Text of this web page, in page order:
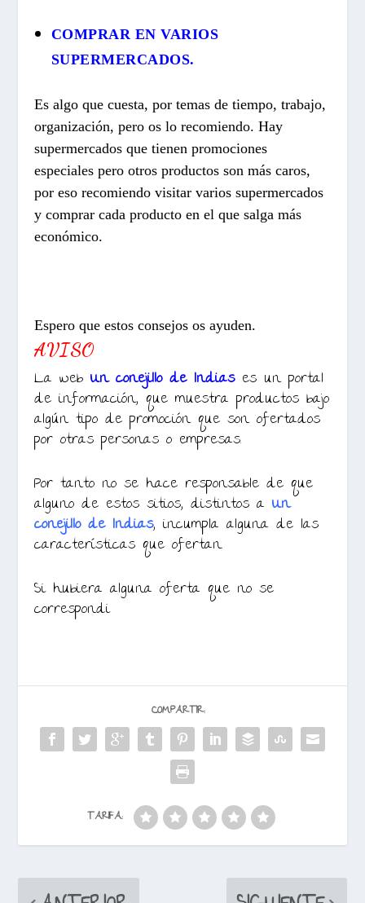
COMPRAR EN VARIOS
SUPERMERCADOS.
Es algo que cuesta, por temas de tiempo, trabajo,
organización, pero os lo recomiendo. Hay
supermercados que tienen promociones
especiales pero otros productos son más caros,
por eso recomiendo visitar varios supermercados
y comprar cada producto en el que salga más
económico.
Espero que estos consejos os ayuden.
AVISO
La webUn conejillo de Indias es un portal
de información, que muestra productos bajo
algún tipo de promoción que son ofertados
por otras personas o empresas.
Por tanto no se hace responsable de que
alguno de estos sitios, distintos aUn
conejillo de Indias, incumpla alguna de las
características que ofertan.
Si hubiera alguna oferta que no se
correspondi
COMPARTIR:
TARIFA: